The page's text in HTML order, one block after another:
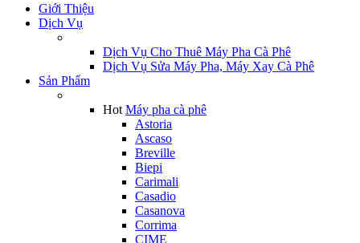
Giới Thiệu
Dịch Vụ
Dịch Vụ Cho Thuê Máy Pha Cà Phê
Dịch Vụ Sửa Máy Pha, Máy Xay Cà Phê
Sản Phẩm
Hot Máy pha cà phê
Astoria
Ascaso
Breville
Biepi
Carimali
Casadio
Casanova
Corrima
CIME